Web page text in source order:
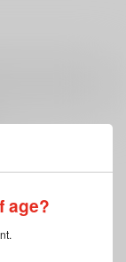
age?